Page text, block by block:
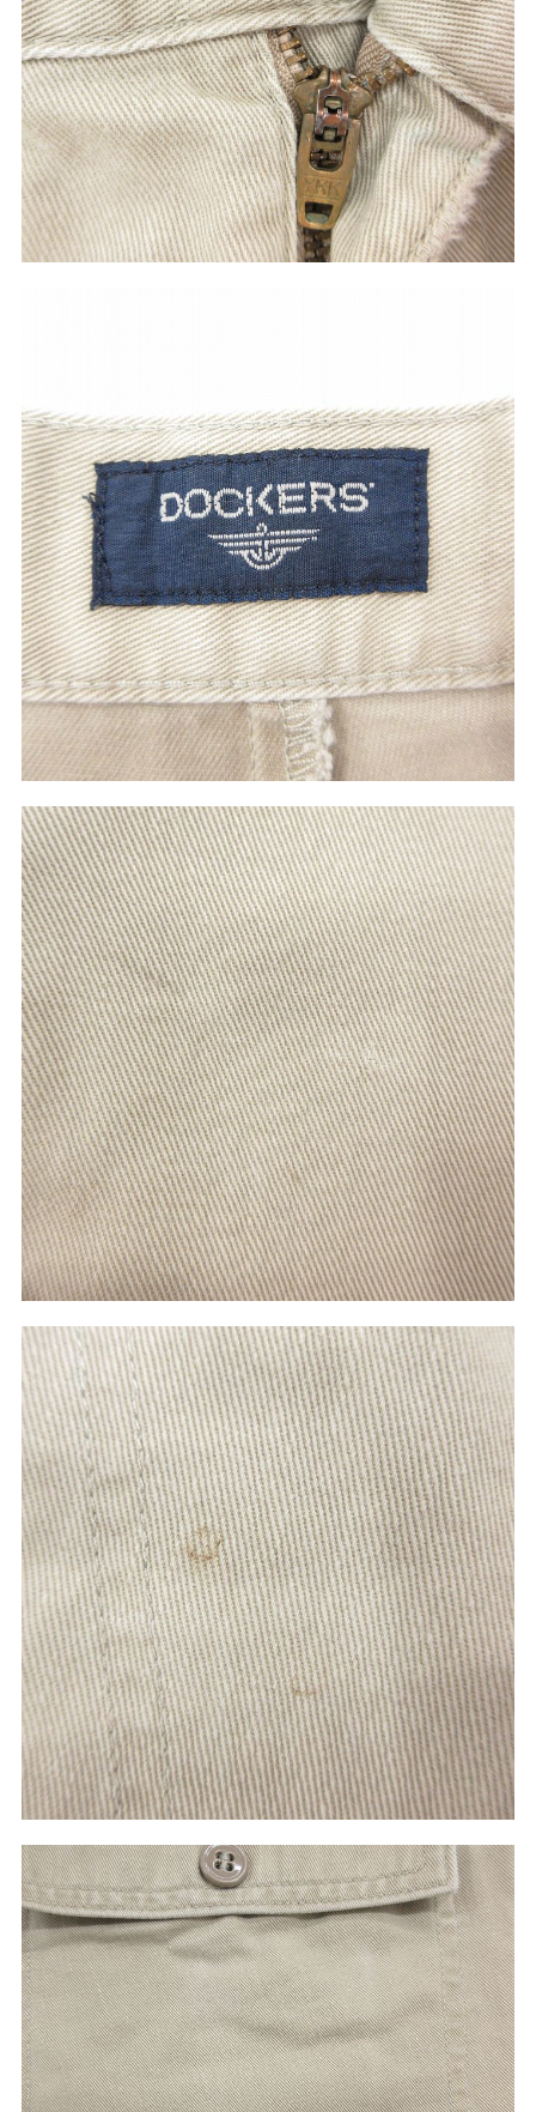
ご利用案内
お客様の声
レビュー1万件突破
お気に入りリスト
会員登録
メルマガ登録
会社概要
店舗一覧